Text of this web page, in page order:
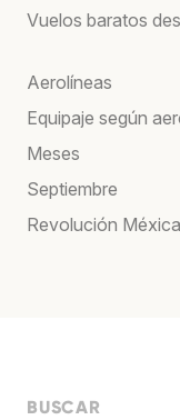
Vuelos baratos
Aerolíneas
Equipaje según
Meses
Septiembre
Revolución
BUSCAR